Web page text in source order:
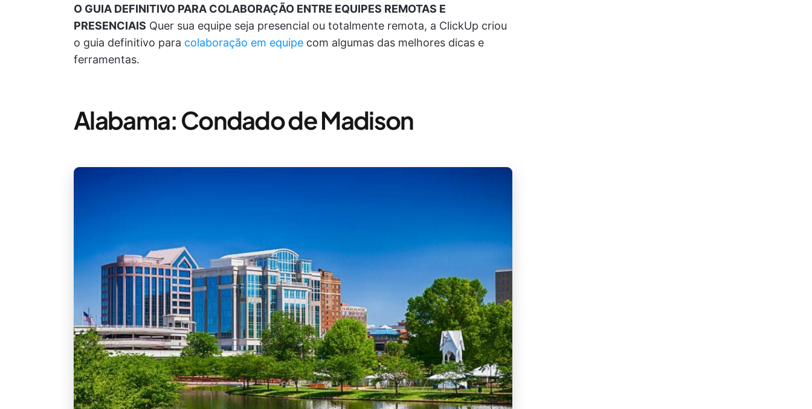
O GUIA DEFINITIVO PARA COLABORAÇÃO ENTRE EQUIPES REMOTAS E
PRESENCIAIS Quer sua equipe seja presencial ou totalmente remota, a ClickUp criou
o guia definitivo para colaboração em equipe com algumas das melhores dicas e
ferramentas.
Alabama: Condado de Madison